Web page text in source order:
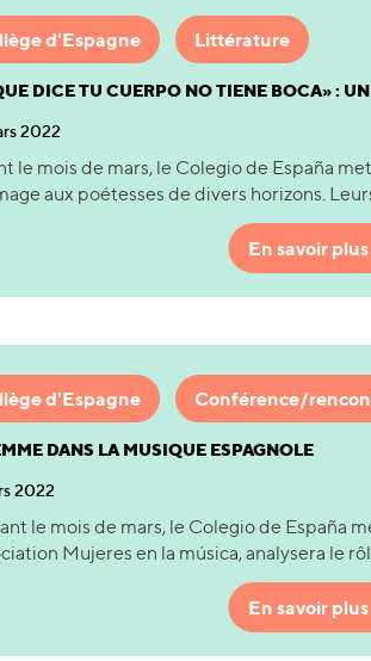
d'Espagne Littérature
DICE TU CUERPO NO TIENE BOCA» :
2022
le mois de mars, le Colegio de España
aux poétesses de divers horizons.
En savoir plus
d'Espagne Conférence/
DANS LA MUSIQUE ESPAGNOLE
2022
le mois de mars, le Colegio de España
Mujeres en la música, analysera le
En savoir plus